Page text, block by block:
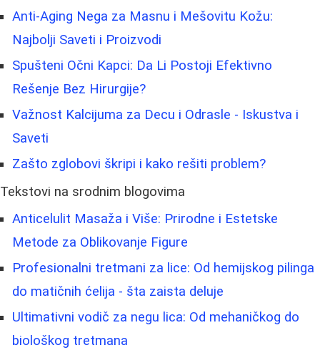
Anti-Aging Nega za Masnu i Mešovitu Kožu:
Najbolji Saveti i Proizvodi
Spušteni Očni Kapci: Da Li Postoji Efektivno
Rešenje Bez Hirurgije?
Važnost Kalcijuma za Decu i Odrasle - Iskustva i
Saveti
Zašto zglobovi škripi i kako rešiti problem?
Tekstovi na srodnim blogovima
Anticelulit Masaža i Više: Prirodne i Estetske
Metode za Oblikovanje Figure
Profesionalni tretmani za lice: Od hemijskog pilinga
do matičnih ćelija - šta zaista deluje
Ultimativni vodič za negu lica: Od mehaničkog do
biološkog tretmana